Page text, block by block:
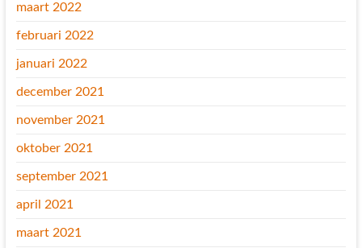
maart 2022
februari 2022
januari 2022
december 2021
november 2021
oktober 2021
september 2021
april 2021
maart 2021